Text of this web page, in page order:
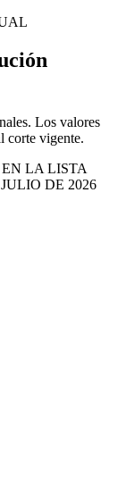
Los valores
corte vigente.
LA LISTA
DE 2026